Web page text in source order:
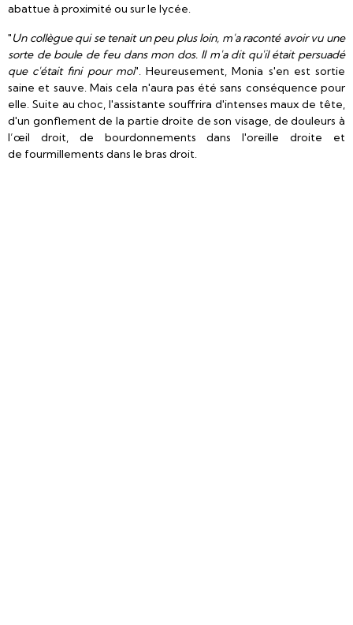
abattue à proximité ou sur le lycée.
"Un collègue qui se tenait un peu plus loin, m'a raconté avoir vu une
sorte de boule de feu dans mon dos. Il m'a dit qu'il était persuadé
que c'était fini pour moi". Heureusement, Monia s'en est sortie
saine et sauve. Mais cela n'aura pas été sans conséquence pour
elle. Suite au choc, l'assistante souffrira d'intenses maux de tête,
d'un gonflement de la partie droite de son visage, de douleurs à
l’œil droit, de bourdonnements dans l'oreille droite et
de fourmillements dans le bras droit.